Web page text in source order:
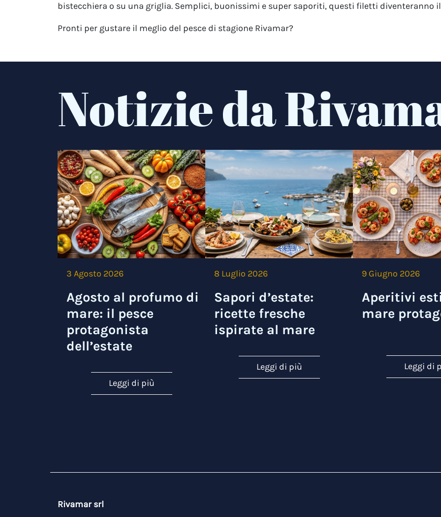
bistecchiera o su una griglia. Semplici, buonissimi e super saporiti, questi filetti diventeranno
Pronti per gustare il meglio del pesce di stagione Rivamar?
Notizie da
3 Agosto 2026
Agosto al profumo di
mare: il pesce
protagonista
dell’estate
Leggi di più
8 Luglio 2026
Sapori d’estate:
ricette fresche
ispirate al mare
Leggi di più
9 Giugno 2026
Aperitivi
mare
Leggi di
Rivamar srl